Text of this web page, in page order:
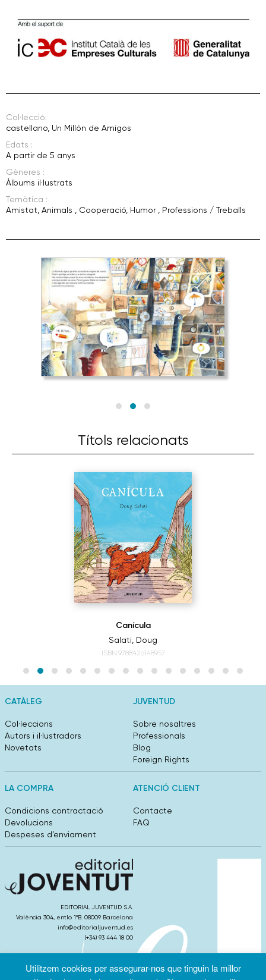
Col·lecció:
castellano Un Millón de Amigos
Edats :
A partir de 5 anys
Gèneres :
Àlbums il·lustrats
Temàtica :
Amistat Animals Cooperació Humor Professions / Treballs
Títols relacionats
Canícula
Salati, Doug
ISBN:9788426148957
CATÀLEG
Col·leccions
Autors i il·lustradors
Novetats
JUVENTUD
Sobre nosaltres
Professionals
Blog
Foreign Rights
LA COMPRA
Condicions contractació
Devolucions
Despeses d’enviament
ATENCIÓ CLIENT
Contacte
FAQ
EDITORIAL JUVENTUD S.A.
València 304, entlo 1ºB. 08009 Barcelona
info@editorialjuventud.es
(+34) 93 444 18 00
Utilitzem cookies per assegurar-nos que tinguin la millor